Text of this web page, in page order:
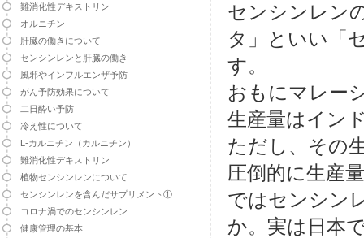
センシンレン
タ」といい「
す。
おもにマレー
生産量はイン
ただし、その
圧倒的に生産
ではセンシン
か。実は日本
難消化性デキストリン
オルニチン
肝臓の働きについて
センシンレンと肝臓の働き
風邪やインフルエンザ予防
がん予防効果について
二日酔い予防
冷え性について
L-カルニチン（カルニチン）
難消化性デキストリン
植物センシンレンについて
センシンレンを含んだサプリメント①
コロナ渦でのセンシンレン
健康管理の基本